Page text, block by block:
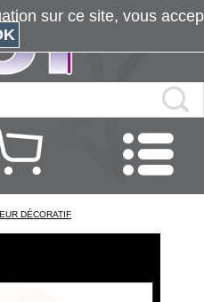
DÉCORATIF
sur ce site, vous